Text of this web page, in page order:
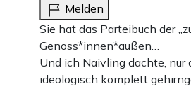
Melden
Sie hat das Parteibuch der
Genoss*innen*außen…
Und ich Naivling dachte, nur
ideologisch komplett